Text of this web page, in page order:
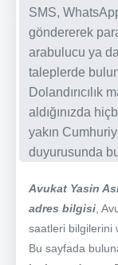
SMS,
göndererek
arabulucu ya
taleplerde
aldığınızda
yakın
duyurusunda
Avukat Yasin
adres bilgisi ,
saatleri bilgilerini
Bu sayfada